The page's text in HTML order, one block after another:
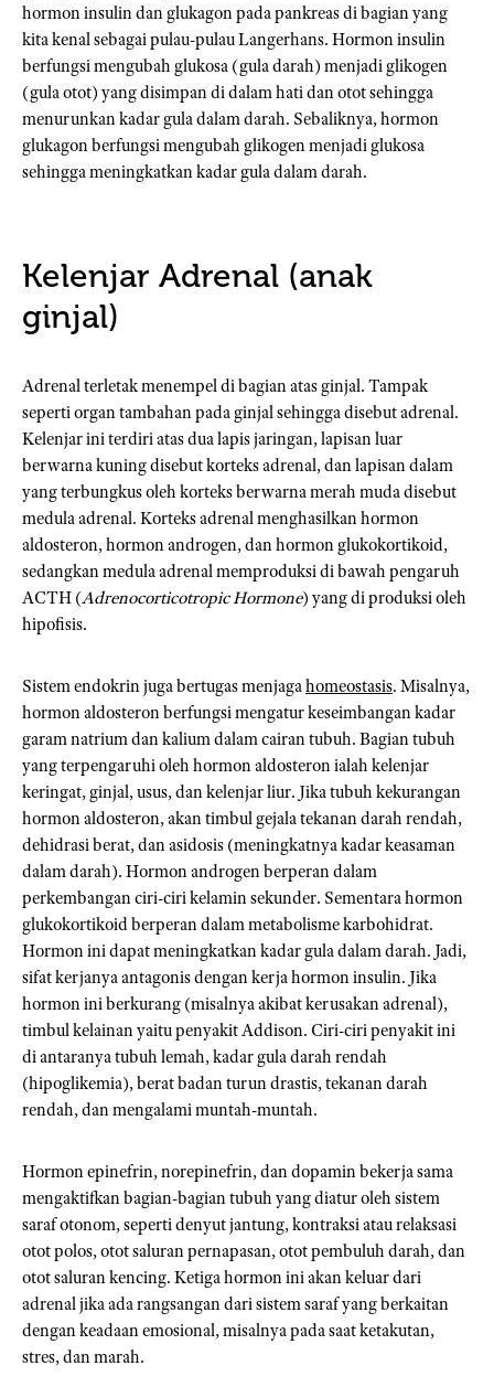
hormon insulin dan glukagon pada pankreas di bagian yang
kita kenal sebagai pulau-pulau Langerhans. Hormon insulin
berfungsi mengubah glukosa (gula darah) menjadi glikogen
(gula otot) yang disimpan di dalam hati dan otot sehingga
menurunkan kadar gula dalam darah. Sebaliknya, hormon
glukagon berfungsi mengubah glikogen menjadi glukosa
sehingga meningkatkan kadar gula dalam darah.
Kelenjar Adrenal (anak
ginjal)
Adrenal terletak menempel di bagian atas ginjal. Tampak
seperti organ tambahan pada ginjal sehingga disebut adrenal.
Kelenjar ini terdiri atas dua lapis jaringan, lapisan luar
berwarna kuning disebut korteks adrenal, dan lapisan dalam
yang terbungkus oleh korteks berwarna merah muda disebut
medula adrenal. Korteks adrenal menghasilkan hormon
aldosteron, hormon androgen, dan hormon glukokortikoid,
sedangkan medula adrenal memproduksi di bawah pengaruh
ACTH (Adrenocorticotropic Hormone) yang di produksi oleh
hipofisis.
Sistem endokrin juga bertugas menjagahomeostasis. Misalnya,
hormon aldosteron berfungsi mengatur keseimbangan kadar
garam natrium dan kalium dalam cairan tubuh. Bagian tubuh
yang terpengaruhi oleh hormon aldosteron ialah kelenjar
keringat, ginjal, usus, dan kelenjar liur. Jika tubuh kekurangan
hormon aldosteron, akan timbul gejala tekanan darah rendah,
dehidrasi berat, dan asidosis (meningkatnya kadar keasaman
dalam darah). Hormon androgen berperan dalam
perkembangan ciri-ciri kelamin sekunder. Sementara hormon
glukokortikoid berperan dalam metabolisme karbohidrat.
Hormon ini dapat meningkatkan kadar gula dalam darah. Jadi,
sifat kerjanya antagonis dengan kerja hormon insulin. Jika
hormon ini berkurang (misalnya akibat kerusakan adrenal),
timbul kelainan yaitu penyakit Addison. Ciri-ciri penyakit ini
di antaranya tubuh lemah, kadar gula darah rendah
(hipoglikemia), berat badan turun drastis, tekanan darah
rendah, dan mengalami muntah-muntah.
Hormon epinefrin, norepinefrin, dan dopamin bekerja sama
mengaktifkan bagian-bagian tubuh yang diatur oleh sistem
saraf otonom, seperti denyut jantung, kontraksi atau relaksasi
otot polos, otot saluran pernapasan, otot pembuluh darah, dan
otot saluran kencing. Ketiga hormon ini akan keluar dari
adrenal jika ada rangsangan dari sistem saraf yang berkaitan
dengan keadaan emosional, misalnya pada saat ketakutan,
stres, dan marah.